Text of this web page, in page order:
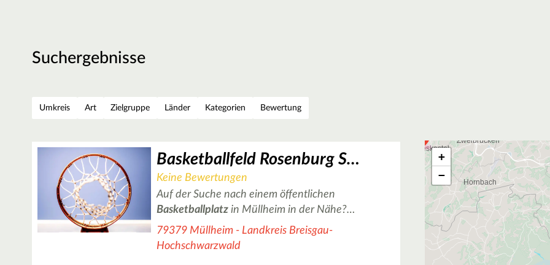
Suchergebnisse
Umkreis Art Zielgruppe Länder Kategorien Bewertung
Basketballfeld Rosenburg Schule in Müllheim
Keine Bewertungen
Auf der Suche nach einem öffentlichen
Basketballplatz in Müllheim in der Nähe?…
79379 Müllheim - Landkreis Breisgau-
Hochschwarzwald
+
−